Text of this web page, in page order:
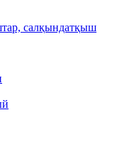
салқындатқыш